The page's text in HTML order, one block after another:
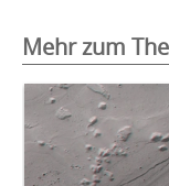
Mehr zum